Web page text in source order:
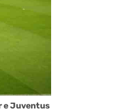
e Juventus